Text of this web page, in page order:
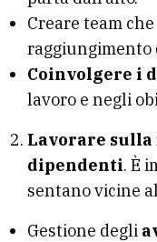
Creare team
Coinvolgere i
lavoro e negli
Lavorare
dipendenti. È
sentano vicine
Gestione degli